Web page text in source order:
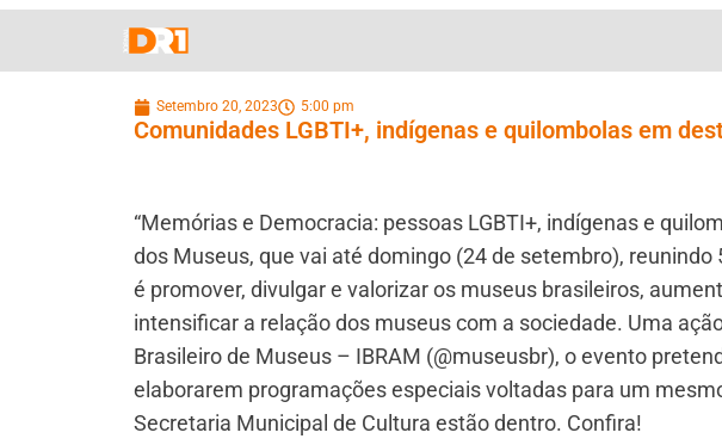
Setembro 20, 2023 5:00 pm
Comunidades LGBTI+, indígenas e quilombolas em
“Memórias e Democracia: pessoas LGBTI+, indígenas e
dos Museus, que vai até domingo (24 de setembro),
é promover, divulgar e valorizar os museus brasileiros,
intensificar a relação dos museus com a sociedade. Uma
Brasileiro de Museus – IBRAM (@museusbr), o evento
elaborarem programações especiais voltadas para um
Secretaria Municipal de Cultura estão dentro. Confira!